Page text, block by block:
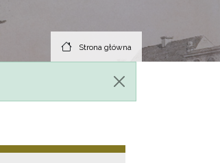
Strona główna